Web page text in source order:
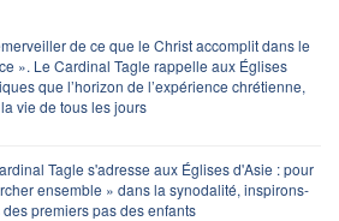
de ce que le Christ accomplit dans le
». Le Cardinal Tagle rappelle aux Églises
que l’horizon de l’expérience chrétienne,
la vie de tous les jours
Tagle s'adresse aux Églises d'Asie : pour
ensemble » dans la synodalité, inspirons-
premiers pas des enfants